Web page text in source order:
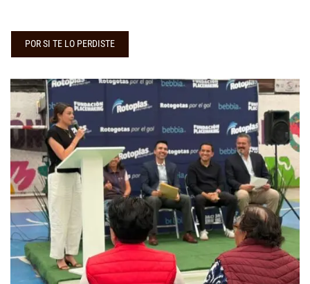
POR SI TE LO PERDISTE